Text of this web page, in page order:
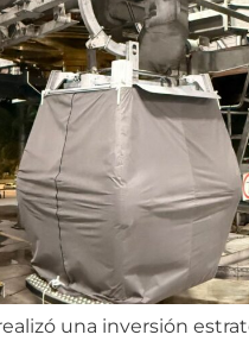
una inversión